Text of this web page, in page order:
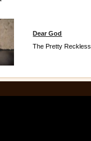
Dear God
The Pretty Reckless